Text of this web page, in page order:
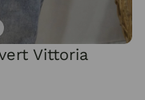
Vittoria